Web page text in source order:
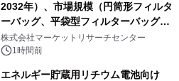
2032年）、市場規模（円筒形フィルタ
ーバッグ、平袋型フィルターバッグ、
プリーツフィルターバッグ、その
他）・分析レポートを発表
株式会社マーケットリサーチセンター
1時間前
エネルギー貯蔵用リチウム電池向け